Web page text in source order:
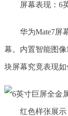
屏幕表现：6
华为Mate7屏
幕。内置智能图
块屏幕究竟表现如
红色样张展示